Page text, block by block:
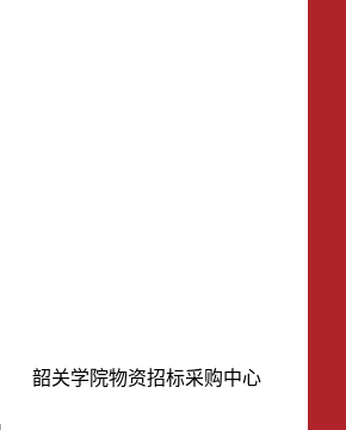
韶关学院物资招标采购中心